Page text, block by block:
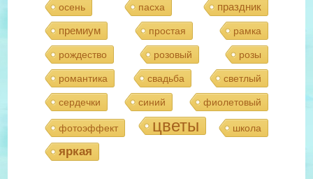
осень пасха
праздник
премиум
простая рамка
рождество розовый розы
романтика свадьба светлый
сердечки синий фиолетовый
фотоэффект цветы школа
яркая